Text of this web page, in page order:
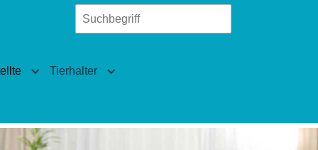
Submenu for "Fachangestellte"
Tierhalter
Submenu for "Tierhalter"